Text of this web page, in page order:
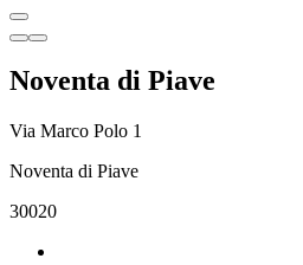
Noventa di Piave
Via Marco Polo 1
Noventa di Piave
30020